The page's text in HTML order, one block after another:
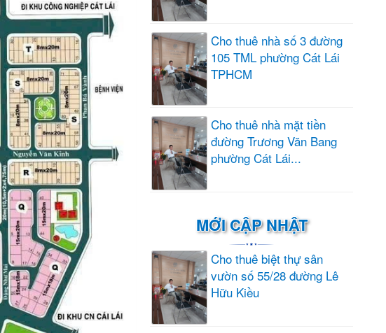
Cho thuê nhà số 3 đường
105 TML phường Cát Lái
TPHCM
Cho thuê nhà mặt tiền
đường Trương Văn Bang
phường Cát Lái...
MỚI CẬP NHẬT
Cho thuê biệt thự sân
vườn số 55/28 đường Lê
Hữu Kiều